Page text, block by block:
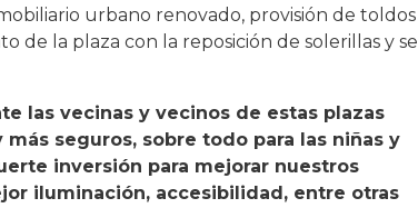
urbano renovado, provisión de toldos
de la plaza con la reposición de solerillas y se
las vecinas y vecinos de estas plazas
seguros, sobre todo para las niñas y
inversión para mejorar nuestros
iluminación, accesibilidad, entre otras